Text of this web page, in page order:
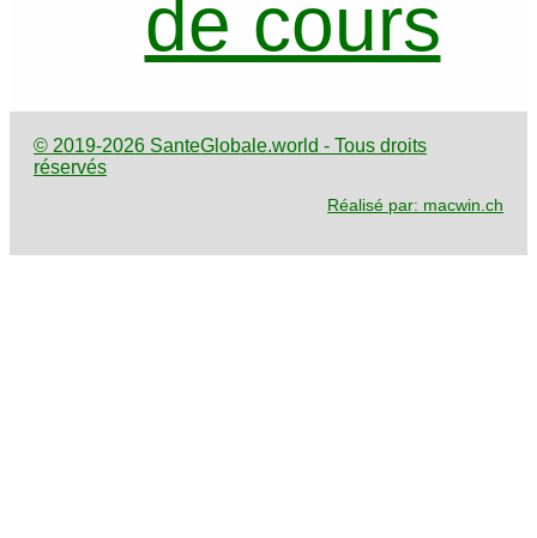
de cours
© 2019-2026 SanteGlobale.world - Tous droits
réservés
Réalisé par: macwin.ch